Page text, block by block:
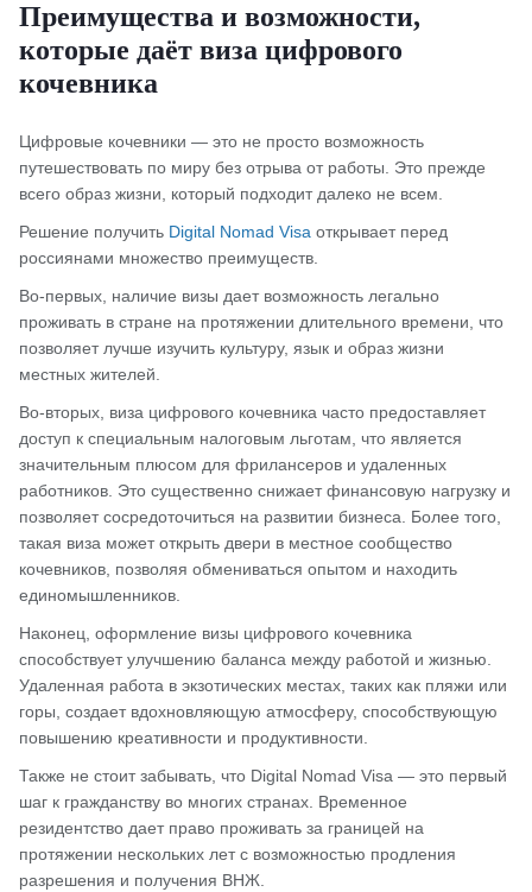
Преимущества и возможности,
которые даёт виза цифрового
кочевника
Цифровые кочевники — это не просто возможность
путешествовать по миру без отрыва от работы. Это прежде
всего образ жизни, который подходит далеко не всем.
Решение получить Digital Nomad Visa открывает перед
россиянами множество преимуществ.
Во-первых, наличие визы дает возможность легально
проживать в стране на протяжении длительного времени, что
позволяет лучше изучить культуру, язык и образ жизни
местных жителей.
Во-вторых, виза цифрового кочевника часто предоставляет
доступ к специальным налоговым льготам, что является
значительным плюсом для фрилансеров и удаленных
работников. Это существенно снижает финансовую нагрузку и
позволяет сосредоточиться на развитии бизнеса. Более того,
такая виза может открыть двери в местное сообщество
кочевников, позволяя обмениваться опытом и находить
единомышленников.
Наконец, оформление визы цифрового кочевника
способствует улучшению баланса между работой и жизнью.
Удаленная работа в экзотических местах, таких как пляжи или
горы, создает вдохновляющую атмосферу, способствующую
повышению креативности и продуктивности.
Также не стоит забывать, что Digital Nomad Visa — это первый
шаг к гражданству во многих странах. Временное
резидентство дает право проживать за границей на
протяжении нескольких лет с возможностью продления
разрешения и получения ВНЖ.